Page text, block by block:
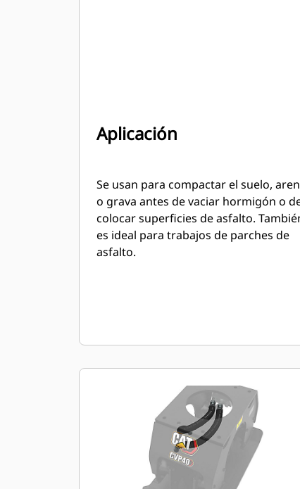
Aplicación
Se usan para compactar el suelo,
o grava antes de vaciar hormigón o
colocar superficies de asfalto.
es ideal para trabajos de parches de
asfalto.